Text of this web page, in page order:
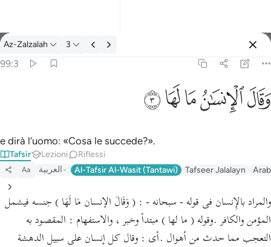
Tafsir: Az-Zalzalah 99:3
Az-Zalzalah 3
99:3
ﱾﱿﲀﲁﲂ
e dirà l’uomo: «Cosa le succede?».
Tafsir Lezioni Riflessi
Aa العربية Al-Tafsir Al-Wasit (Tantawi) Tafseer Jalalayn
والمراد بالإِنسان فى قوله - سبحانه - : ( وَقَالَ الإنسان مَا لَهَا ) جنسه فيشمل
المؤمن والكافر .وقوله ( ما لها ) مبتدأ وخبر ، والاستفهام : المقصود به
التعجب مما حدث من أهوال .أى : وقال كل إنسان على سبيل الدهشة